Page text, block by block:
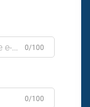
0/100
0/100